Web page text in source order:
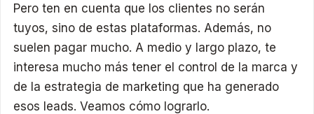
Pero ten en cuenta que los clientes no serán
tuyos, sino de estas plataformas. Además, no
suelen pagar mucho. A medio y largo plazo, te
interesa mucho más tener el control de la marca y
de la estrategia de marketing que ha generado
esos leads. Veamos cómo lograrlo.